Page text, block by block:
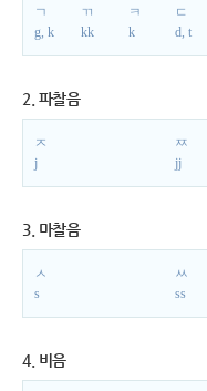
ㄱ
g, k
ㄲ
kk
ㅋ
k
ㄷ
d, t
2. 파찰음
ㅈ
j
ㅉ
jj
3. 마찰음
ㅅ
s
ㅆ
ss
4. 비음